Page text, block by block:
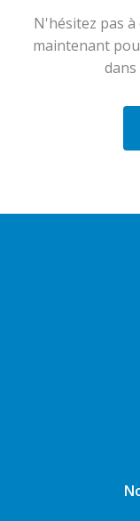
N'hésitez pas
maintenant